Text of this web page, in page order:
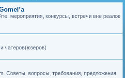
мероприятия, конкурсы, встречи вне реалок
чатеров(юзеров)
Советы, вопросы, требования, предложения